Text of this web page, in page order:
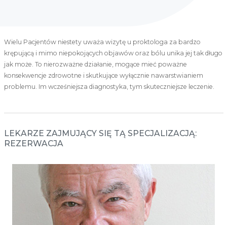
Wielu Pacjentów niestety uważa wizytę u proktologa za bardzo
krępującą i mimo niepokojących objawów oraz bólu unika jej tak długo
jak może. To nierozważne działanie, mogące mieć poważne
konsekwencje zdrowotne i skutkujące wyłącznie nawarstwianiem
problemu. Im wcześniejsza diagnostyka, tym skuteczniejsze leczenie.
LEKARZE ZAJMUJĄCY SIĘ TĄ SPECJALIZACJĄ:
REZERWACJA